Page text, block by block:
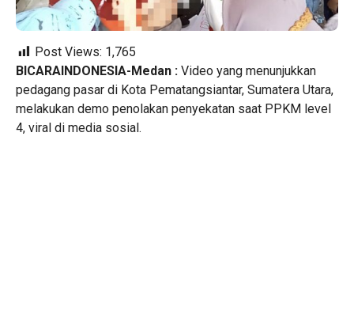
Post Views: 1,765
BICARAINDONESIA-Medan : Video yang menunjukkan
pedagang pasar di Kota Pematangsiantar, Sumatera Utara,
melakukan demo penolakan penyekatan saat PPKM level
4, viral di media sosial.